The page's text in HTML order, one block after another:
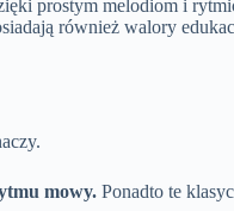
prostym melodiom i
również walory
mowy. Ponadto te